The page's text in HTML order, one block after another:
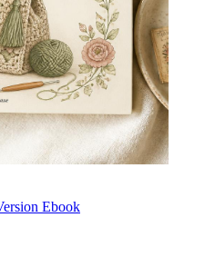
Ebook